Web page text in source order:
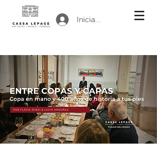
Iniciar sesión